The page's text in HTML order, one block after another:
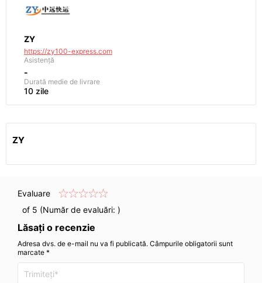
ZY
https://zy100-express.com
Asistență
-
Durată medie de livrare
10 zile
ZY
Evaluare
of 5 (Număr de evaluări: )
Lăsați o recenzie
Adresa dvs. de e-mail nu va fi publicată. Câmpurile obligatorii sunt
marcate *